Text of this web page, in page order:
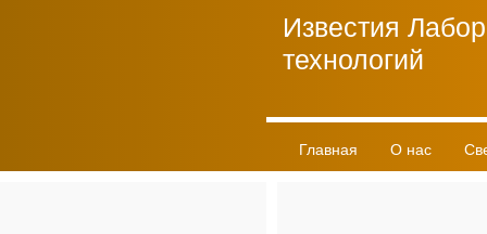
Известия
технологий
Главная О нас